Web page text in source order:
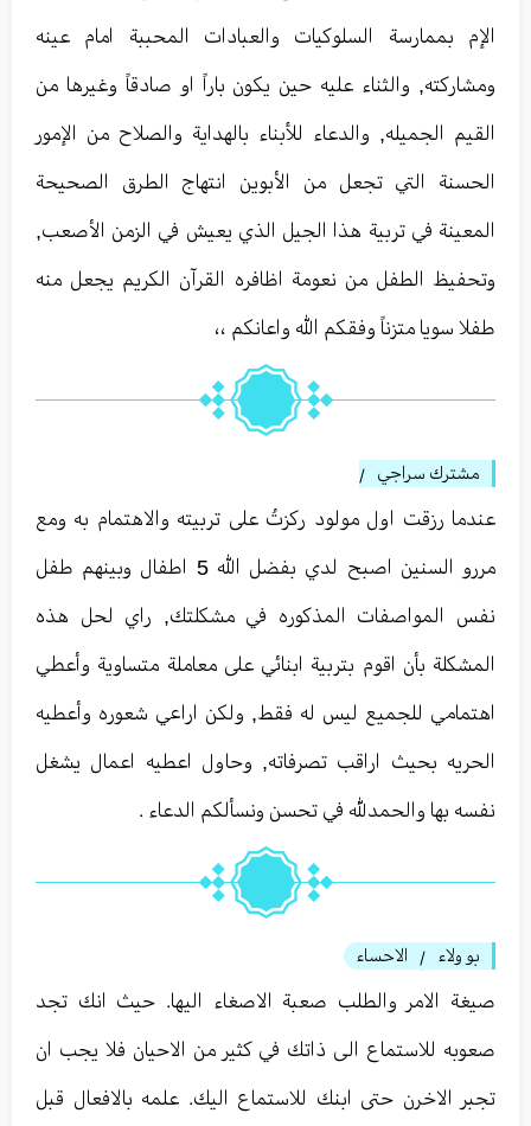
الإم بممارسة السلوكيات والعبادات المحببة امام عينه
ومشاركته, والثناء عليه حين يكون باراً او صادقاً وغيرها من
القيم الجميله, والدعاء للأبناء بالهداية والصلاح من الإمور
الحسنة التي تجعل من الأبوين انتهاج الطرق الصحيحة
المعينة في تربية هذا الجيل الذي يعيش في الزمن الأصعب,
وتحفيظ الطفل من نعومة اظافره القرآن الكريم يجعل منه
طفلا سويا متزناً وفقكم الله واعانكم ،،
مشترك سراجي /
عندما رزقت اول مولود ركزتُ على تربيته والاهتمام به ومع
مررو السنين اصبح لدي بفضل الله 5 اطفال وبينهم طفل
نفس المواصفات المذكوره في مشكلتك, راي لحل هذه
المشكلة بأن اقوم بتربية ابنائي على معاملة متساوية وأعطي
اهتمامي للجميع ليس له فقط, ولكن اراعي شعوره وأعطيه
الحريه بحيث اراقب تصرفاته, وحاول اعطيه اعمال يشغل
نفسه بها والحمدلله في تحسن ونسألكم الدعاء .
بو ولاء / الاحساء
صيغة الامر والطلب صعبة الاصغاء اليها. حيث انك تجد
صعوبه للاستماع الى ذاتك في كثير من الاحيان فلا يجب ان
تجبر الاخرن حتى ابنك للاستماع اليك. علمه بالافعال قبل